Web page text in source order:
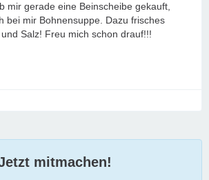
mir gerade eine Beinscheibe gekauft,
bei mir Bohnensuppe. Dazu frisches
Salz! Freu mich schon drauf!!!
mitmachen!